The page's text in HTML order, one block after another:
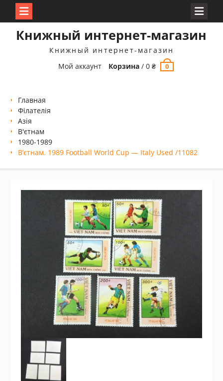
Книжный интернет-магазин
Книжный интернет-магазин
Мой аккаунт
Корзина /0₴ 0
Главная
Філателія
Азія
В'єтнам
1980-1989
В’єтнам. 1989 Football World Cup — Italy Used /11082